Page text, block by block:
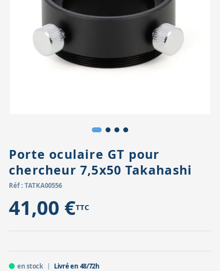
Accessoires pour montures
Têtes
Pièces détachées
Porte oculaire GT pour
chercheur 7,5x50 Takahashi
Réf : TATKA00556
41,00 €TTC
en stock Livré en 48/72h